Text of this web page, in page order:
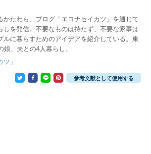
かたわら、ブログ「エコナセイカツ」を通じて
しを発信。不要なものは持たず、不要な家事は
ルに暮らすためのアイデアを紹介している。東
、夫との4人暮らし。
ツ」
参考文献として使用する